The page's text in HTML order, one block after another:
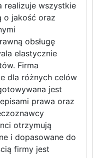
realizuje wszystkie
o jakość oraz
obsługę
elastycznie
Firma
dla różnych celów
jest
prawa oraz
otrzymują
i dopasowane do
firmy jest